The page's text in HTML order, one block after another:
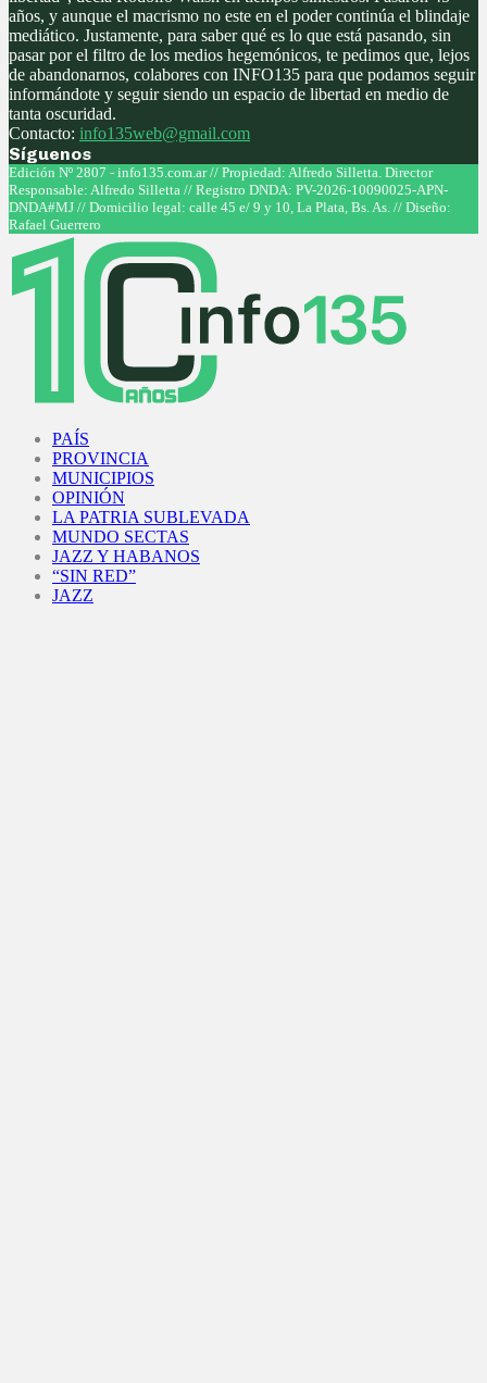
años, y aunque el macrismo no este en el poder continúa el blindaje
mediático. Justamente, para saber qué es lo que está pasando, sin
pasar por el filtro de los medios hegemónicos, te pedimos que, lejos
de abandonarnos, colabores con INFO135 para que podamos seguir
informándote y seguir siendo un espacio de libertad en medio de
tanta oscuridad.
Contacto: info135web@gmail.com
Síguenos
Facebook
Twitter
Instagram
Youtube
Edición Nº 2807 - info135.com.ar // Propiedad: Alfredo Silletta. Director
Responsable: Alfredo Silletta // Registro DNDA: PV-2026-10090025-APN-
DNDA#MJ // Domicilio legal: calle 45 e/ 9 y 10, La Plata, Bs. As. // Diseño:
Rafael Guerrero
PAÍS
PROVINCIA
MUNICIPIOS
OPINIÓN
LA PATRIA SUBLEVADA
MUNDO SECTAS
JAZZ Y HABANOS
“SIN RED”
JAZZ